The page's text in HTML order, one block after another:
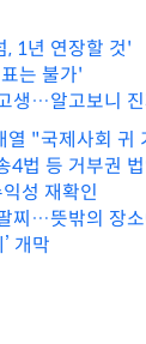
1년 연장할 것'
는 불가'
생…알고보니
"국제사회 귀
법 등 거부권 법
성 재확인
찌…뜻밖의 장
개막